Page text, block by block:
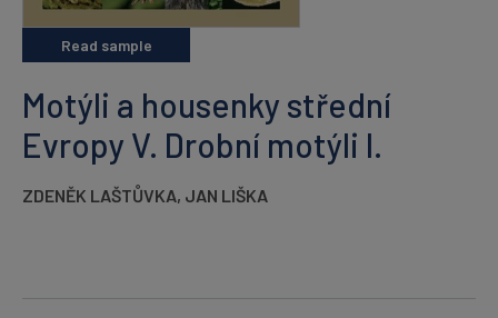
Motýli a housenky střední
Evropy V. Drobní motýli I.
ZDENĚK LAŠTŮVKA, JAN LIŠKA
Read sample